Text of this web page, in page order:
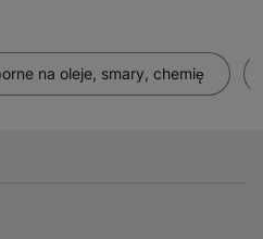
na oleje, smary, chemię